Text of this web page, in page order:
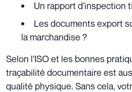
Un rapport d’inspection
Les documents export
la marchandise ?
Selon l’ISO et les bonnes
traçabilité documentaire est
qualité physique. Sans cela,